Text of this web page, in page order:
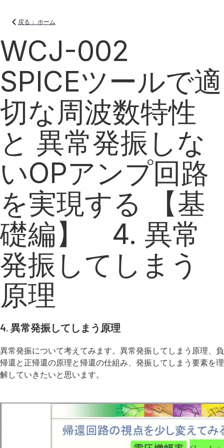
戻る： ホーム
WCJ-002
SPICEツールで適
切な周波数特性
と 異常発振しな
いOPアンプ回路
を実現する 【基
礎編】 4. 異常
発振してしまう
原理
4. 異常発振してしまう原理
異常発振について考えてみます。異常発振してしまう原理、負
帰還と正帰還の原理と帰還の仕組み、発振してしまう要素を理
解していきたいと思います。